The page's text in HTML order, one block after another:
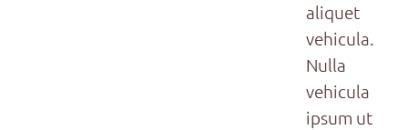
aliquet
vehicula.
Nulla
vehicula
ipsum ut